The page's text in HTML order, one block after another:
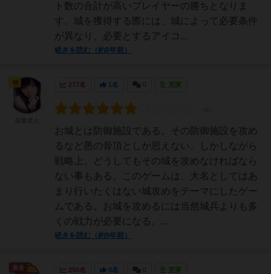
ト数の合計が高いプレイヤーの勝ちとなりま
す。城を獲得する際には、城によって必要条件
が異なり、必要とするアイコ...
続きを読む（約8年前）
277名 1名 充実
お城とは防御施設である。その防御施設を攻め
るなど愚の骨頂としか思えない。しかしながら
戦略上、どうしてもその城を攻めなければなら
ない事もある。このゲームは、大名としてはあ
まり行いたくはない城攻めをテーマにしたゲー
ムである。お城を攻めるには当然城兵よりも多
くの戦力が必要になる。...
続きを読む（約9年前）
神
250名 0名 充実